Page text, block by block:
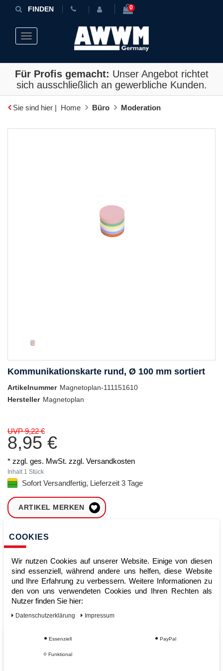
FINDEN 0
Toggle navigation
Für Profis gemacht: Unser Angebot richtet
sich ausschließlich an gewerbliche Kunden.
Sie sind hier | Home Büro Moderation
Kommunikationskarte rund, Ø 100 mm sortiert
Artikelnummer Magnetoplan-111151610
Hersteller Magnetoplan
UVP 9,22 €
8,95 €
* zzgl. ges. MwSt. zzgl. Versandkosten
Inhalt 1 Stück
Sofort Versandfertig, Lieferzeit 3 Tage
ARTIKEL MERKEN
ZUM WARENKORB
HINZUFÜGEN
Sofort lieferbar
Kauf auf Rechnung
Vom Profi für Profis - Ihre Vorteile
COOKIES
Wir nutzen Cookies auf unserer Website. Einige von diesen
sind essenziell, während andere uns helfen, diese Website
und Ihre Erfahrung zu verbessern. Weitere Informationen zu
den von uns verwendeten Cookies und Ihren Rechten als
Nutzer finden Sie hier:
Daten­schutz­erklärung Impressum
Essenziell PayPal
Funktional